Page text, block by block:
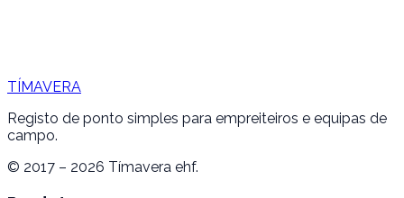
TÍMAVERA
Registo de ponto simples para empreiteiros e equipas de
campo.
© 2017 – 2026 Tímavera ehf.